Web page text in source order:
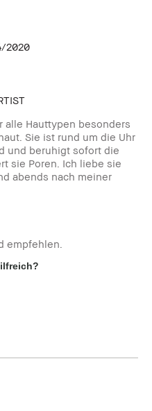
2020
alle Hauttypen besonders
Sie ist rund um die Uhr
und beruhigt sofort die
sie Poren. Ich liebe sie
abends nach meiner
empfehlen.